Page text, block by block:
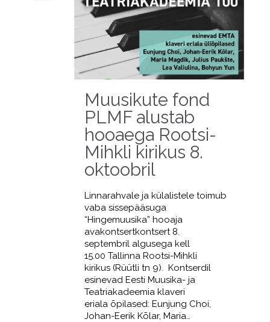
Muusikute fond
PLMF alustab
hooaega Rootsi-
Mihkli kirikus 8.
oktoobril
Linnarahvale ja külalistele toimub
vaba sissepääsuga
“Hingemuusika” hooaja
avakontsertkontsert 8.
septembril algusega kell
15.00 Tallinna Rootsi-Mihkli
kirikus (Rüütli tn 9). Kontserdil
esinevad Eesti Muusika- ja
Teatriakadeemia klaveri
eriala õpilased: Eunjung Choi,
Johan-Eerik Kõlar, Maria…